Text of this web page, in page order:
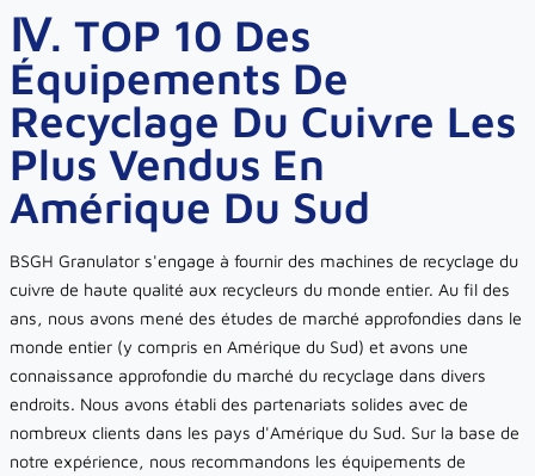
Ⅳ. TOP 10 Des
Équipements De
Recyclage Du Cuivre Les
Plus Vendus En
Amérique Du Sud
BSGH Granulator s'engage à fournir des machines de recyclage du
cuivre de haute qualité aux recycleurs du monde entier. Au fil des
ans, nous avons mené des études de marché approfondies dans le
monde entier (y compris en Amérique du Sud) et avons une
connaissance approfondie du marché du recyclage dans divers
endroits. Nous avons établi des partenariats solides avec de
nombreux clients dans les pays d'Amérique du Sud. Sur la base de
notre expérience, nous recommandons les équipements de